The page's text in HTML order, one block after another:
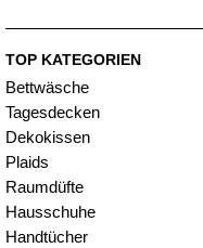
TOP KATEGORIEN
Bettwäsche
Tagesdecken
Dekokissen
Plaids
Raumdüfte
Hausschuhe
Handtücher